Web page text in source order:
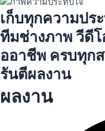
เก็บทุกความปร
ทีมช่างภาพ วีดีโ
ออาชีพ ครบทุก
รันตีผลงาน
ผลงาน